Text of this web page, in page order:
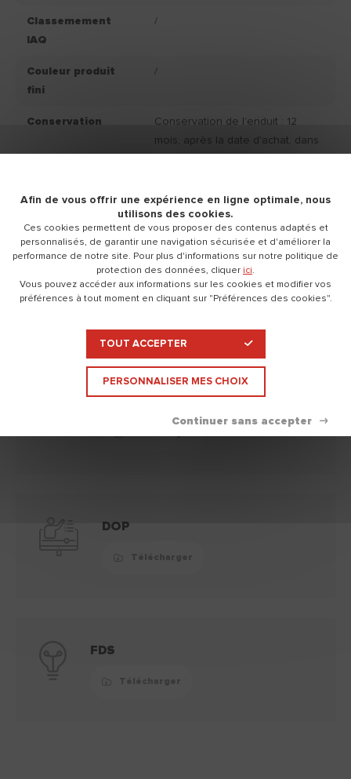
Classemement
IAQ
/
Couleur produit
fini
/
Conservation
Conservation de l’enduit : 12
mois, après la date d'achat, dans
Eau.
Disponible en
Seau 4 L
Seau 10 L
Documentation technique
DOP
FDS
Afin de vous offrir une expérience en ligne optimale, nous
utilisons des cookies.
Ces cookies permettent de vous proposer des contenus adaptés et
personnalisés, de garantir une navigation sécurisée et d'améliorer la
performance de notre site. Pour plus d'informations sur notre politique de
protection des données, cliquer ici.
Vous pouvez accéder aux informations sur les cookies et modifier vos
préférences à tout moment en cliquant sur "Préférences des cookies".
TOUT ACCEPTER
PERSONNALISER MES CHOIX